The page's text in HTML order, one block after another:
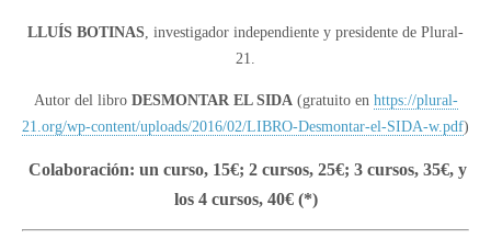
LLUÍS BOTINAS, investigador independiente y presidente de Plural-
21.
Autor del libroDESMONTAR EL SIDA(gratuito en https://plural-
21.org/wp-content/uploads/2016/02/LIBRO-Desmontar-el-SIDA-w.pdf)
Colaboración: un curso, 15€; 2 cursos, 25€; 3 cursos, 35€, y
los 4 cursos, 40€ (*)